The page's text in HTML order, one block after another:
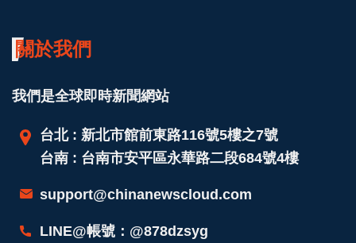
關於我們
我們是全球即時新聞網站
台北 : 新北市館前東路116號5樓之7號
台南 : 台南市安平區永華路二段684號4樓
support@chinanewscloud.com
LINE@帳號：@878dzsyg